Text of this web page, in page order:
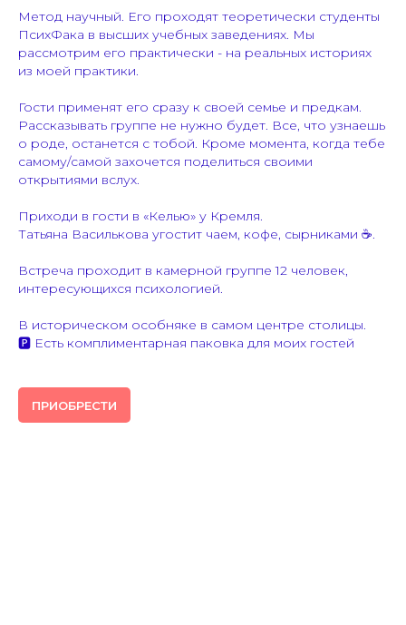
Метод научный. Его проходят теоретически студенты
ПсихФака в высших учебных заведениях. Мы
рассмотрим его практически - на реальных историях
из моей практики.
Гости применят его сразу к своей семье и предкам.
Рассказывать группе не нужно будет. Все, что узнаешь
о роде, останется с тобой. Кроме момента, когда тебе
самому/самой захочется поделиться своими
открытиями вслух.
Приходи в гости в «Келью» у Кремля.
Татьяна Василькова угостит чаем, кофе, сырниками ☕️.
Встреча проходит в камерной группе 12 человек,
интересующихся психологией.
В историческом особняке в самом центре столицы.
🅿️ Есть комплиментарная паковка для моих гостей
ПРИОБРЕСТИ